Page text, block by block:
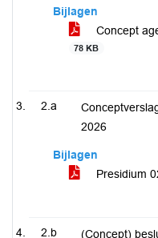
Bijlagen
Concept
78 KB
2.a
2026
Bijlagen
Presidium
2.b (Concept)